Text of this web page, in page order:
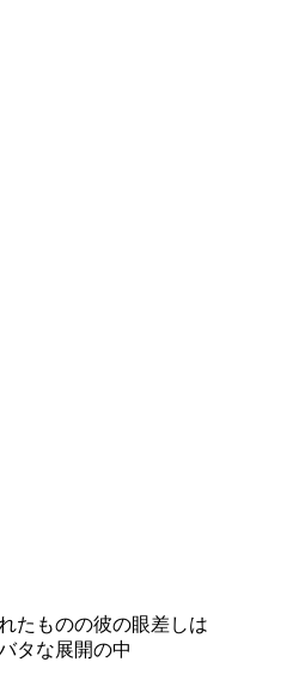
たものの彼の眼差しは
タな展開の中